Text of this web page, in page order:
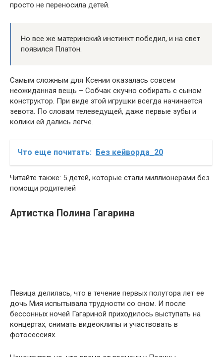
просто не переносила детей.
Но все же материнский инстинкт победил, и на свет
появился Платон.
Самым сложным для Ксении оказалась совсем
неожиданная вещь – Собчак скучно собирать с сыном
конструктор. При виде этой игрушки всегда начинается
зевота. По словам телеведущей, даже первые зубы и
колики ей дались легче.
Что еще почитать: Без кейворда_20
Читайте также: 5 детей, которые стали миллионерами без
помощи родителей
Артистка Полина Гагарина
Певица делилась, что в течение первых полутора лет ее
дочь Мия испытывала трудности со сном. И после
бессонных ночей Гагариной приходилось выступать на
концертах, снимать видеоклипы и участвовать в
фотосессиях.